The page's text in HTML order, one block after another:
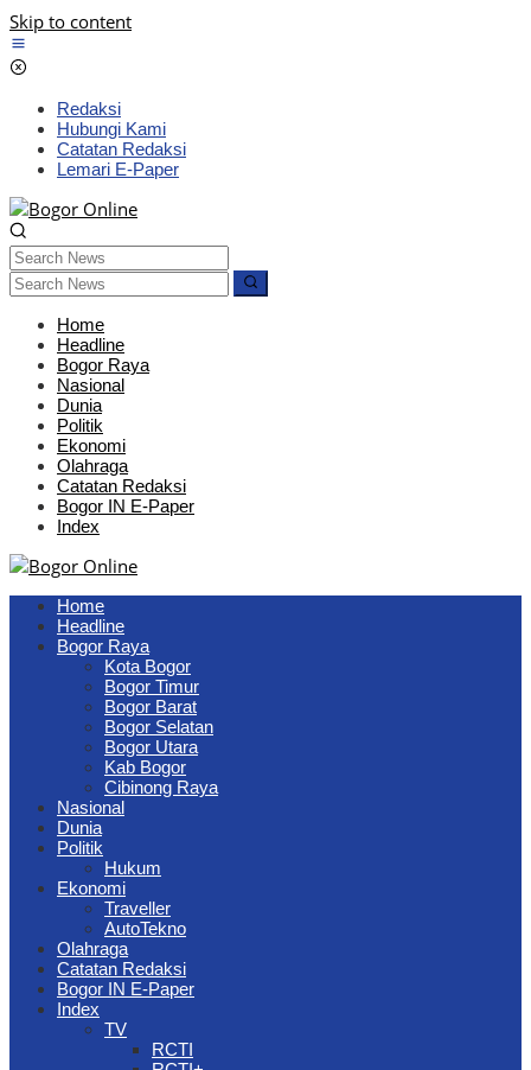
Skip to content
Redaksi
Hubungi Kami
Catatan Redaksi
Lemari E-Paper
Home
Headline
Bogor Raya
Nasional
Dunia
Politik
Ekonomi
Olahraga
Catatan Redaksi
Bogor IN E-Paper
Index
Home
Headline
Bogor Raya
Kota Bogor
Bogor Timur
Bogor Barat
Bogor Selatan
Bogor Utara
Kab Bogor
Cibinong Raya
Nasional
Dunia
Politik
Hukum
Ekonomi
Traveller
AutoTekno
Olahraga
Catatan Redaksi
Bogor IN E-Paper
Index
TV
RCTI